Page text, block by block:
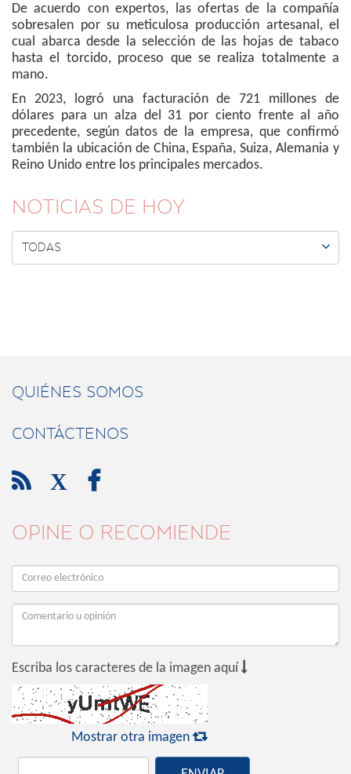
De acuerdo con expertos, las ofertas de la compañía
sobresalen por su meticulosa producción artesanal, el
cual abarca desde la selección de las hojas de tabaco
hasta el torcido, proceso que se realiza totalmente a
mano.
En 2023, logró una facturación de 721 millones de
dólares para un alza del 31 por ciento frente al año
precedente, según datos de la empresa, que confirmó
también la ubicación de China, España, Suiza, Alemania y
Reino Unido entre los principales mercados.
NOTICIAS DE HOY
TODAS 
QUIÉNES SOMOS
CONTÁCTENOS
 X 
OPINE O RECOMIENDE
Escriba los caracteres de la imagen aquí 
Mostrar otra imagen 